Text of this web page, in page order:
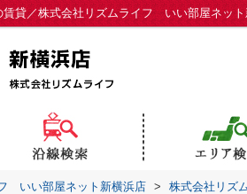
賃貸／株式会社リズムライフ いい部屋ネッ
いい部屋ネット新横浜店 > 株式会社リズ